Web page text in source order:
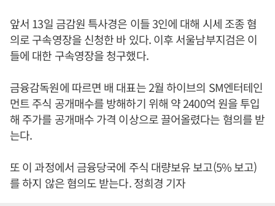
앞서 13일 금감원 특사경은 이들 3인에 대해 시세 조종 혐
의로 구속영장을 신청한 바 있다. 이후 서울남부지검은 이
들에 대한 구속영장을 청구했다.
금융감독원에 따르면 배 대표는 2월 하이브의 SM엔터테인
먼트 주식 공개매수를 방해하기 위해 약 2400억 원을 투입
해 주가를 공개매수 가격 이상으로 끌어올렸다는 혐의를 받
는다.
또 이 과정에서 금융당국에 주식 대량보유 보고(5% 보고)
를 하지 않은 혐의도 받는다. 정희경 기자